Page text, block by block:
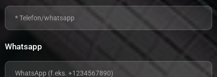
Whatsapp